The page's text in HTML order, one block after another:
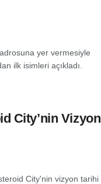
yer vermesiyle
ilk isimleri açıkladı.
City’nin Vizyon
City'nin vizyon tarihi